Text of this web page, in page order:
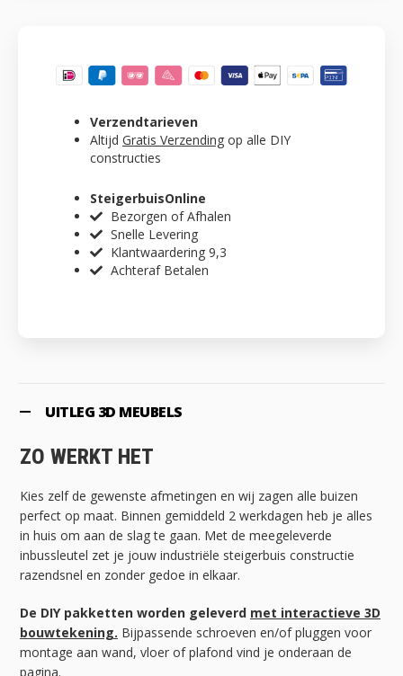
Verzendtarieven
Altijd Gratis Verzending op alle DIY
constructies
SteigerbuisOnline
Bezorgen of Afhalen
Snelle Levering
Klantwaardering 9,3
Achteraf Betalen
UITLEG 3D MEUBELS
ZO WERKT HET
Kies zelf de gewenste afmetingen en wij zagen alle buizen
perfect op maat. Binnen gemiddeld 2 werkdagen heb je alles
in huis om aan de slag te gaan. Met de meegeleverde
inbussleutel zet je jouw industriële steigerbuis constructie
razendsnel en zonder gedoe in elkaar.
De DIY pakketten worden geleverd met interactieve 3D
bouwtekening. Bijpassende schroeven en/of pluggen voor
montage aan wand, vloer of plafond vind je onderaan de
pagina.